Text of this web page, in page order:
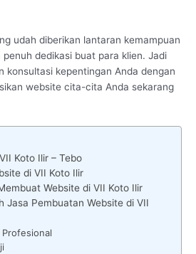
udah diberikan lantaran kemampuan
dedikasi buat para klien. Jadi
konsultasi kepentingan Anda dengan
website cita-cita Anda sekarang
Koto Ilir – Tebo
di VII Koto Ilir
Website di VII Koto Ilir
Jasa Pembuatan Website di VII